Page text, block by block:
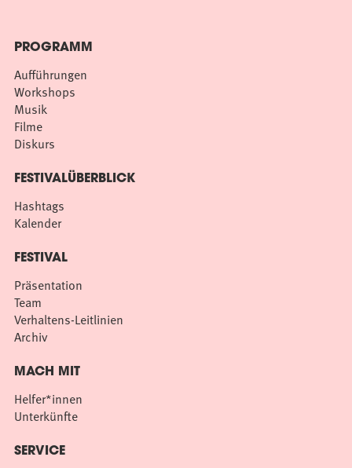
PROGRAMM
Aufführungen
Workshops
Musik
Filme
Diskurs
FESTIVALÜBERBLICK
Hashtags
Kalender
FESTIVAL
Präsentation
Team
Verhaltens-Leitlinien
Archiv
MACH MIT
Helfer*innen
Unterkünfte
SERVICE